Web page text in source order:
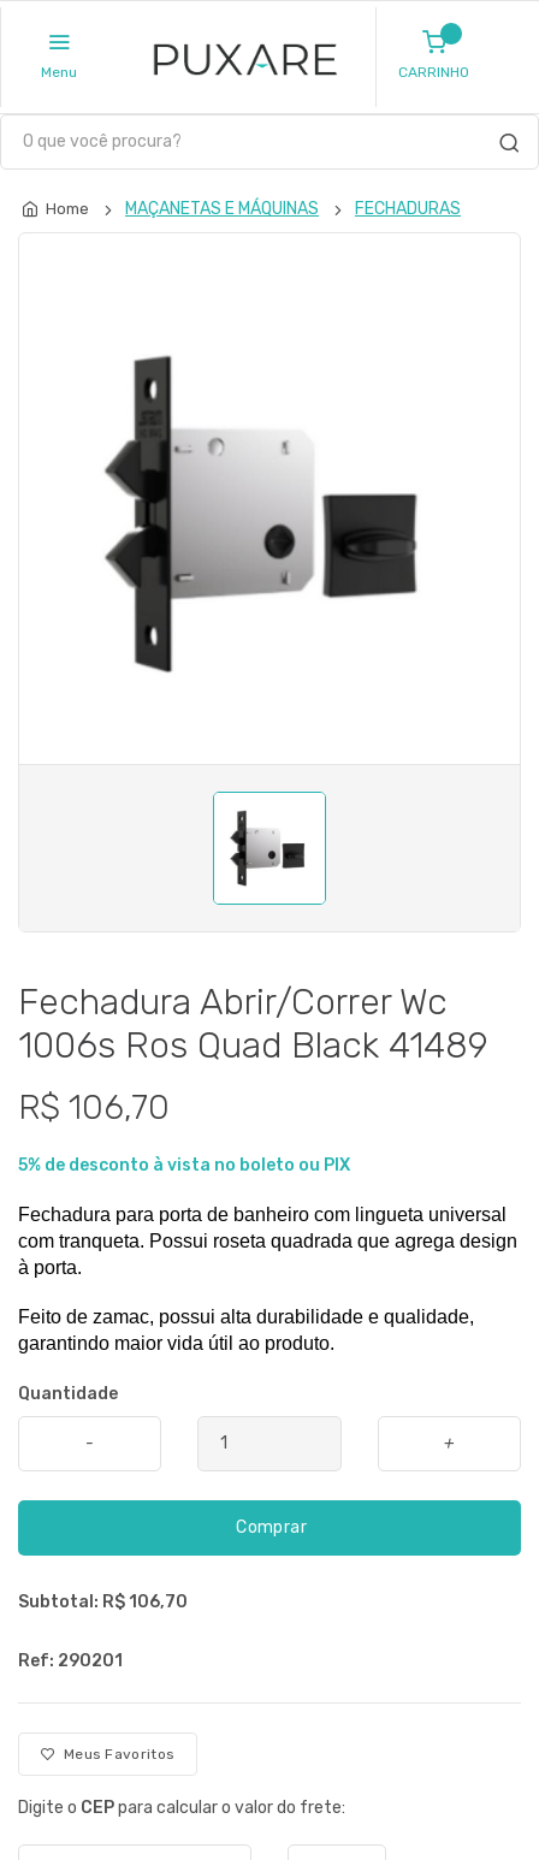
Menu CARRINHO
Home MAÇANETAS E MÁQUINAS FECHADURAS
Fechadura Abrir/Correr Wc
1006s Ros Quad Black 41489
R$ 106,70
5% de desconto à vista no boleto ou PIX
Fechadura para porta de banheiro com lingueta universal
com tranqueta. Possui roseta quadrada que agrega design
à porta.
Feito de zamac, possui alta durabilidade e qualidade,
garantindo maior vida útil ao produto.
Quantidade
- +
Comprar
Subtotal: R$ 106,70
Ref: 290201
Meus Favoritos
Digite o CEPpara calcular o valor do frete: